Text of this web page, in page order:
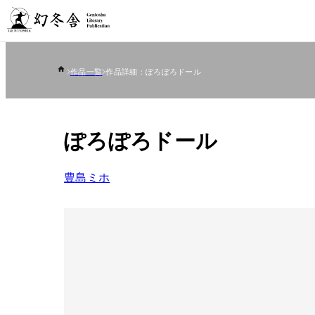
作品一覧 作品詳細：ぽろぽろドール
ぽろぽろドール
豊島ミホ